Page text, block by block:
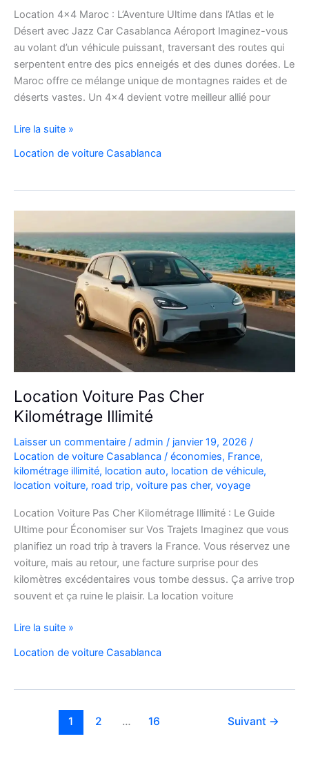
Location 4×4 Maroc : L’Aventure Ultime dans l’Atlas et le
Désert avec Jazz Car Casablanca Aéroport Imaginez-vous
au volant d’un véhicule puissant, traversant des routes qui
serpentent entre des pics enneigés et des dunes dorées. Le
Maroc offre ce mélange unique de montagnes raides et de
déserts vastes. Un 4×4 devient votre meilleur allié pour
location
voiture
au
Maroc
explorer
l’Atlas
Lire la suite »
Location de voiture Casablanca
Location Voiture Pas Cher
Kilométrage Illimité
Laisser un commentaire / admin / janvier 19, 2026 /
Location de voiture Casablanca / économies, France,
kilométrage illimité, location auto, location de véhicule,
location voiture, road trip, voiture pas cher, voyage
Location Voiture Pas Cher Kilométrage Illimité : Le Guide
Ultime pour Économiser sur Vos Trajets Imaginez que vous
planifiez un road trip à travers la France. Vous réservez une
voiture, mais au retour, une facture surprise pour des
kilomètres excédentaires vous tombe dessus. Ça arrive trop
souvent et ça ruine le plaisir. La location voiture
Location
Pas
Kilométrage
Lire la suite »
Location de voiture Casablanca
1 2 … 16 Suivant →